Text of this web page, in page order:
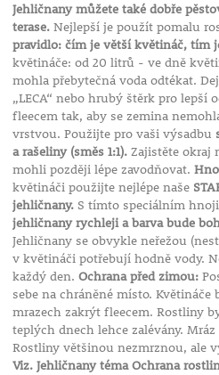
Jehličnany můžete také dobře
terase.Nejlepší je použít pomalu
pravidlo: čím je větší květináč, tím
květináče: od 20 litrů - ve dně
mohla přebytečná voda odtékat.
„LECA“ nebo hrubý štěrk pro lepší
fleecem tak, aby se zemina
vrstvou. Použijte pro vaši výsadbu
a rašeliny (směs 1:1).Zajistěte okraj
mohli později lépe zavodňovat.
květináči použijte nejlépe naše
jehličnany.S tímto speciálním
jehličnany rychleji a barva bude
Jehličnany se obvykle neřežou
v květináči potřebují hodně vody.
každý den. Ochrana před zimou:
sebe na chráněné místo.
mrazech zakrýt fleecem. Rostliny
teplých dnech lehce zalévány.
Rostliny většinou nezmrznou, ale
Viz. Jehličnany téma Ochrana